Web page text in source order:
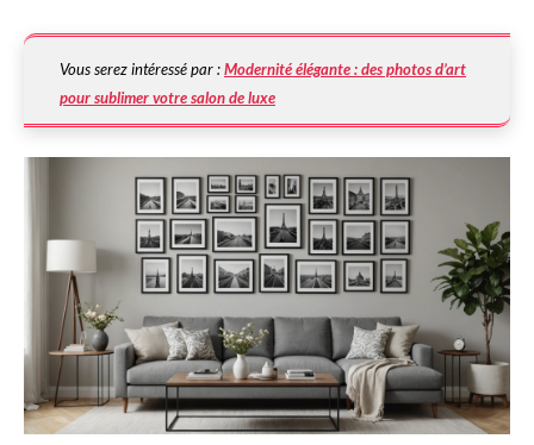
Vous serez intéressé par :Modernité élégante : des photos d’art
pour sublimer votre salon de luxe